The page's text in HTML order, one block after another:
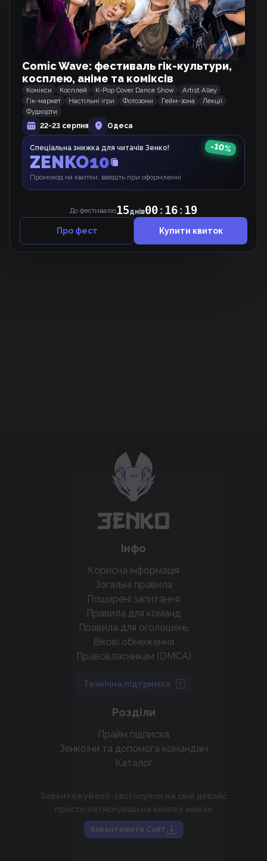
Схожі тайтли
Професор Академії під прикриттям
Манхва
Терпіння, Моя Леді!
Манхва
крутих нововведень
Підтримати проєкт
Інфо
Корисна інформація
Загальні правила
Поширені запитання
Правила для команд
Правила для оголошень
Вікові обмеження
Правовласникам (DMCA)
Технічна підтримка
Розділи
Прайм підписка
Зенкоїни та допомога командам
Каталог
Завантажуй веб-застосунок на свій девайс
просто натиснувши на кнопку нижче
Завантажити Сайт
Comic Wave: фестиваль гік-культури,
косплею, аніме та коміксів
Комікси Косплей K-Pop Cover Dance Show
Artist Alley
Гік-маркет
Настільні ігри Фотозони Гейм-зона
Лекції
Фудкорти
22-23 серпня
Одеса
Спеціальна знижка для читачів Зенко!
ZENKO10
Промокод на квитки, введіть при оформленні
-10%
До фестивалю15днів00:16:19
Про фест Купити квиток